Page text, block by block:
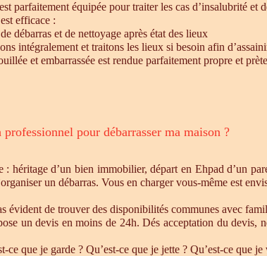
parfaitement équipée pour traiter les cas d’insalubrité et
efficace :
débarras et de nettoyage après état des lieux
intégralement et traitons les lieux si besoin afin
et embarrassée est rendue parfaitement propre et
pour débarrasser ma maison ?
: héritage d’un bien immobilier, départ en Ehpad d’un
un débarras. Vous en charger vous-même est
évident de trouver des disponibilités communes avec
un devis en moins de 24h. Dés acceptation du
que je garde ? Qu’est-ce que je jette ? Qu’est-ce que je